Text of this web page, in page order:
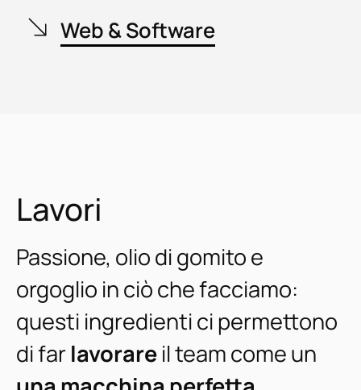
Web & Software
Lavori
Passione, olio di gomito e
orgoglio in ciò che facciamo:
questi ingredienti ci permettono
di farlavorareil team come un